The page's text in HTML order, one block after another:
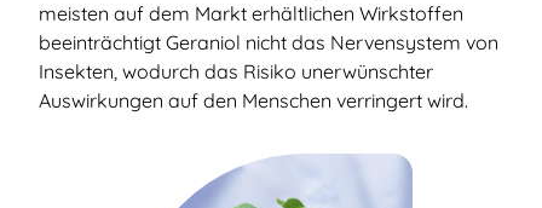
meisten auf dem Markt erhältlichen Wirkstoffen
beeinträchtigt Geraniol nicht das Nervensystem von
Insekten, wodurch das Risiko unerwünschter
Auswirkungen auf den Menschen verringert wird.